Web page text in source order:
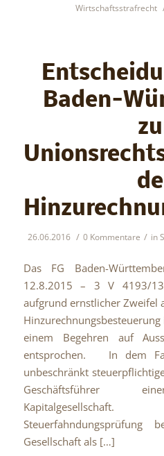
Wirtschaftsstrafrecht
Baden-
26.06.2016 / 0 Kommentare / in
Das FG Baden-
12.8.2015 – 3 V 4193/
aufgrund ernstlicher Zweifel
einem Begehren auf
entsprochen. In dem
unbeschränkt
Geschäftsführer
Gesellschaft als […]